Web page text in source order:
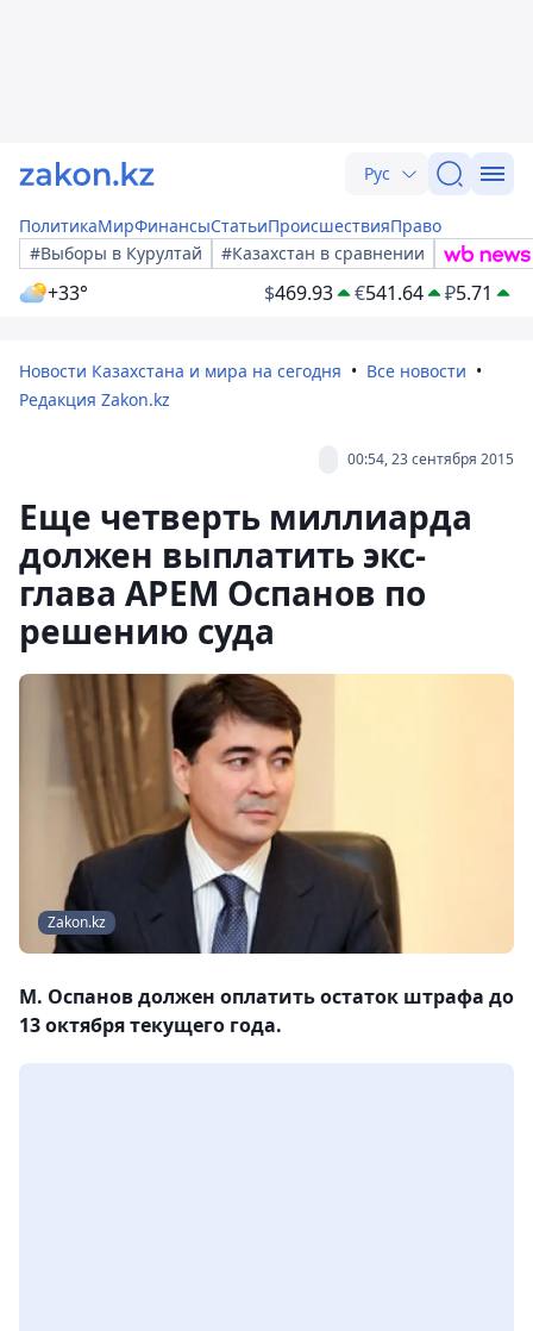
Рус
ПолитикаМирФинансыСтатьиПроисшествияПраво
#Выборы в Курултай
#Казахстан в сравнении
+33° $469.93 €541.64 ₽5.71
Новости Казахстана и мира на сегодня
Все новости
Редакция Zakon.kz
00:54, 23 сентября 2015
Еще четверть миллиарда
должен выплатить экс-
глава АРЕМ Оспанов по
решению суда
Zakon.kz
М. Оспанов должен оплатить остаток штрафа до
13 октября текущего года.